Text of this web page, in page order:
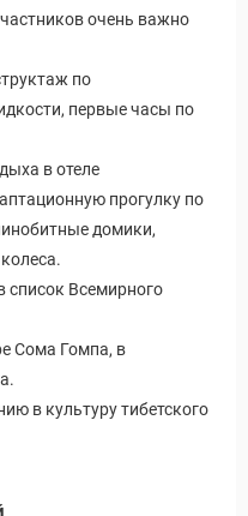
очень важно
по
первые часы по
в отеле
прогулку по
домики,
список Всемирного
Сома Гомпа, в
в культуру тибетского